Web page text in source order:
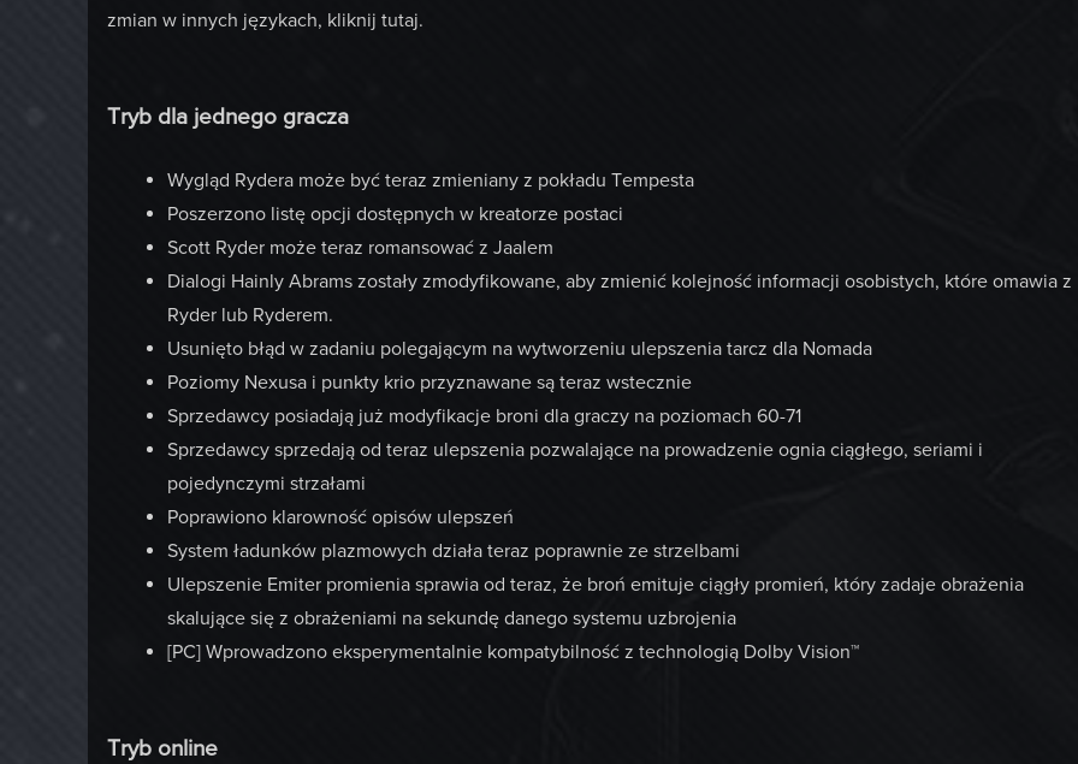
zmian w innych językach, kliknij tutaj.
Tryb dla jednego gracza
Wygląd Rydera może być teraz zmieniany z pokładu Tempesta
Poszerzono listę opcji dostępnych w kreatorze postaci
Scott Ryder może teraz romansować z Jaalem
Dialogi Hainly Abrams zostały zmodyfikowane, aby zmienić kolejność informacji osobistych, które omawia z
Ryder lub Ryderem.
Usunięto błąd w zadaniu polegającym na wytworzeniu ulepszenia tarcz dla Nomada
Poziomy Nexusa i punkty krio przyznawane są teraz wstecznie
Sprzedawcy posiadają już modyfikacje broni dla graczy na poziomach 60-71
Sprzedawcy sprzedają od teraz ulepszenia pozwalające na prowadzenie ognia ciągłego, seriami i
pojedynczymi strzałami
Poprawiono klarowność opisów ulepszeń
System ładunków plazmowych działa teraz poprawnie ze strzelbami
Ulepszenie Emiter promienia sprawia od teraz, że broń emituje ciągły promień, który zadaje obrażenia
skalujące się z obrażeniami na sekundę danego systemu uzbrojenia
[PC] Wprowadzono eksperymentalnie kompatybilność z technologią Dolby Vision™
Tryb online